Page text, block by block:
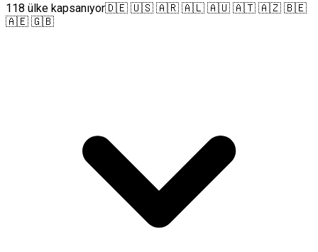
118 ülke kapsanıyor🇩🇪 🇺🇸 🇦🇷 🇦🇱 🇦🇺 🇦🇹 🇦🇿 🇧🇪
🇦🇪 🇬🇧